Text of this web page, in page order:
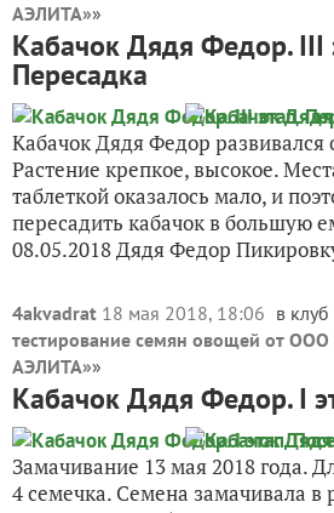
АЭЛИТА»»
Кабачок Дядя Федор. III
Пересадка
Кабачок Дядя Федор развивался
Растение крепкое, высокое.
таблеткой оказалось мало, и
пересадить кабачок в большую
08.05.2018 Дядя Федор
4akvadrat 18 мая 2018, 18:06 в клуб
тестирование семян овощей от
АЭЛИТА»»
Кабачок Дядя Федор. I
Замачивание 13 мая 2018 года.
4 семечка. Семена замачивала в